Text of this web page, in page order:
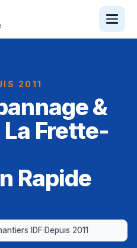
2011
&
Frette-
Rapide
IDF·Depuis 2011